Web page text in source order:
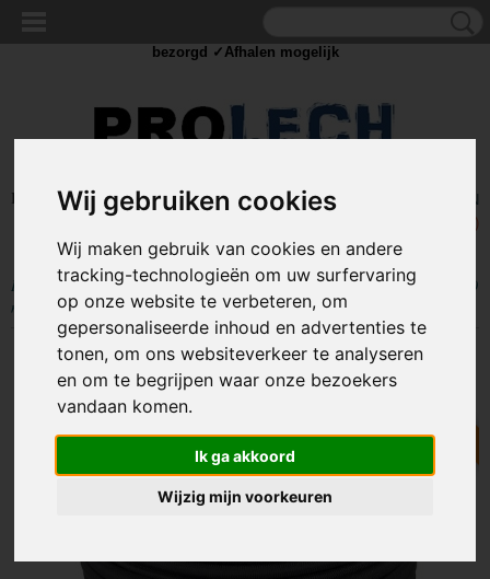
Wij gebruiken cookies
Wij maken gebruik van cookies en andere
tracking-technologieën om uw surfervaring
op onze website te verbeteren, om
gepersonaliseerde inhoud en advertenties te
tonen, om ons websiteverkeer te analyseren
en om te begrijpen waar onze bezoekers
vandaan komen.
Ik ga akkoord
Wijzig mijn voorkeuren
Inloggen Registreren
UW WINKELWAGEN
(0)
Home >TOUW & ELASTIEK>10MM ELASTIEK>Elastisch Touw - 10
mm - ZWART - elastiek per meter
Per meter
bezorgd ✓Afhalen mogelijk